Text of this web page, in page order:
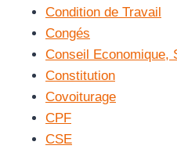
Condition de Travail
Congés
Conseil Economique,
Constitution
Covoiturage
CPF
CSE